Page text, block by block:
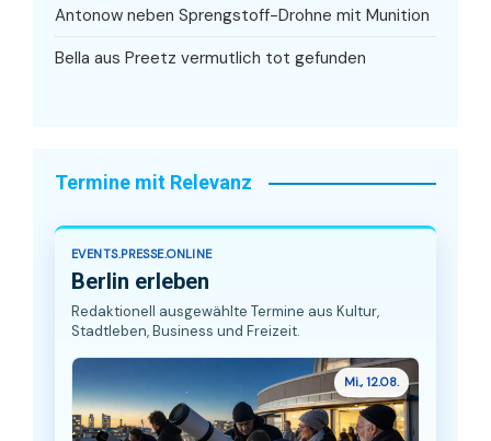
Antonow neben Sprengstoff-Drohne mit Munition
Bella aus Preetz vermutlich tot gefunden
Termine mit Relevanz
EVENTS.PRESSE.ONLINE
Berlin erleben
Redaktionell ausgewählte Termine aus Kultur,
Stadtleben, Business und Freizeit.
Mi., 12.08.